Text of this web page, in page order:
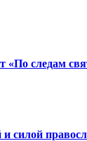
«По следам
силой